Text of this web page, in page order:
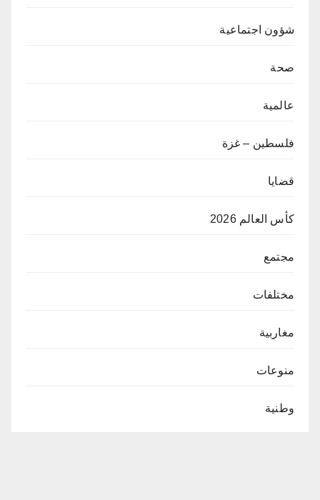
شؤون اجتماعية
صحة
عالمية
فلسطين – غزة
قضايا
كأس العالم 2026
مجتمع
مختلفات
مغاربية
منوعات
وطنية